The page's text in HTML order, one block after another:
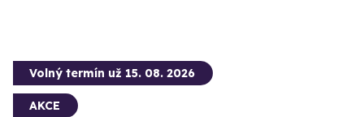
Volný termín už 15. 08. 2026
AKCE